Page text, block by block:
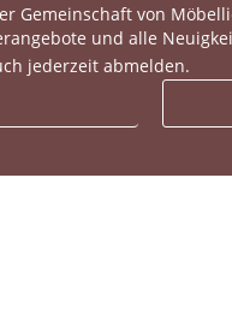
Gemeinschaft von
und alle
jederzeit abmelden.